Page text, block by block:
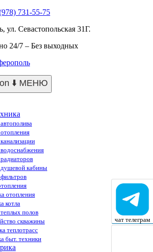
731-55-75
ул. Севастопольская 31Г.
24/7 – Без выходных
⬇️ МЕНЮ
кабины
отопления
котла
полов
скважины
теплотрасс
быт. техники
чат телеграм